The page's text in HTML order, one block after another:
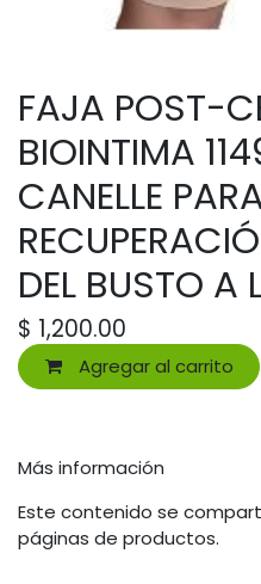
FAJA POST-
BIOINTIMA
CANELLE
DEL BUSTO A
$ 1,200.00
Agregar al carrito
Más información
Este contenido se
páginas de productos.